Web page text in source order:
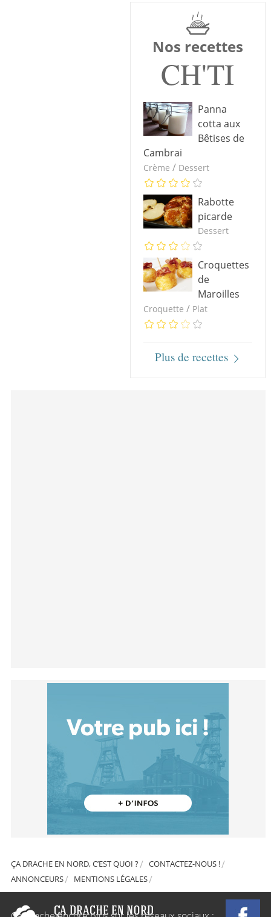
Nos recettes
CH'TI
Panna
cotta aux
Bêtises de
Cambrai
Crème / Dessert
Rabotte
picarde
Dessert
Croquettes
de
Maroilles
Croquette / Plat
Plus de recettes
ÇA DRACHE EN NORD, C’EST QUOI ?
CONTACTEZ-NOUS !
ANNONCEURS
MENTIONS LÉGALES